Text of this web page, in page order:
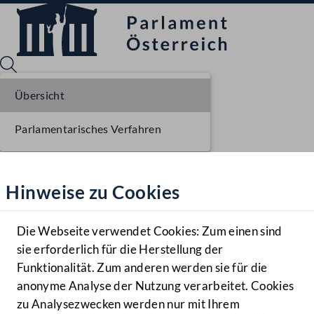
Hilfe
Benutzer
Navigationsmenü öffnen
MENÜ
Hinweise zu Cookies
Die Webseite verwendet Cookies: Zum einen sind
sie erforderlich für die Herstellung der
Funktionalität. Zum anderen werden sie für die
anonyme Analyse der Nutzung verarbeitet. Cookies
zu Analysezwecken werden nur mit Ihrem
Übersicht
Parlamentarisches Verfahren